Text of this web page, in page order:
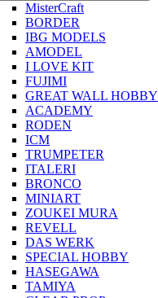
MisterCraft
BORDER
IBG MODELS
AMODEL
I LOVE KIT
FUJIMI
GREAT WALL HOBBY
ACADEMY
RODEN
ICM
TRUMPETER
ITALERI
BRONCO
MINIART
ZOUKEI MURA
REVELL
DAS WERK
SPECIAL HOBBY
HASEGAWA
TAMIYA